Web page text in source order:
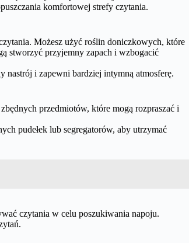
komfortowej strefy czytania.
Możesz użyć roślin doniczkowych, które
stworzyć przyjemny zapach i wzbogacić
nastrój i zapewni bardziej intymną atmosferę.
przedmiotów, które mogą rozpraszać i
pudełek lub segregatorów, aby utrzymać
czytania w celu poszukiwania napoju.